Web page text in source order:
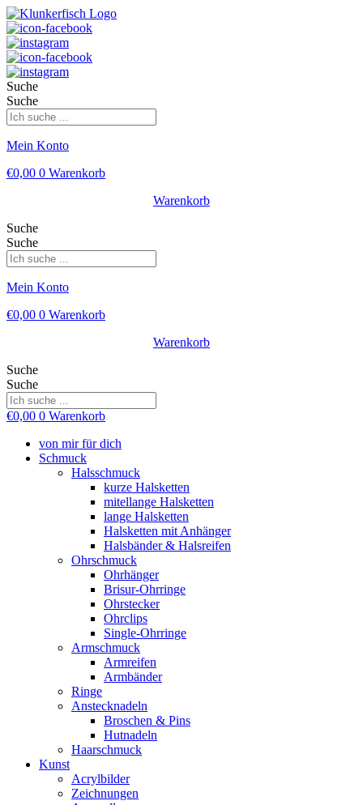
Suche
Suche
Mein Konto
€0,00 0 Warenkorb
Warenkorb
Suche
Suche
Mein Konto
€0,00 0 Warenkorb
Warenkorb
Suche
Suche
€0,00 0 Warenkorb
von mir für dich
Schmuck
Halsschmuck
kurze Halsketten
mitellange Halsketten
lange Halsketten
Halsketten mit Anhänger
Halsbänder & Halsreifen
Ohrschmuck
Ohrhänger
Brisur-Ohrringe
Ohrstecker
Ohrclips
Single-Ohrringe
Armschmuck
Armreifen
Armbänder
Ringe
Anstecknadeln
Broschen & Pins
Hutnadeln
Haarschmuck
Kunst
Acrylbilder
Zeichnungen